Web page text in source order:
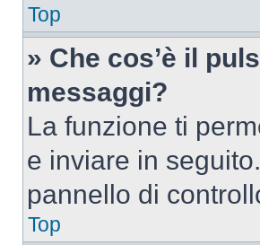
Top
» Che cos’è il
messaggi?
La funzione ti
e inviare in
pannello di
Top